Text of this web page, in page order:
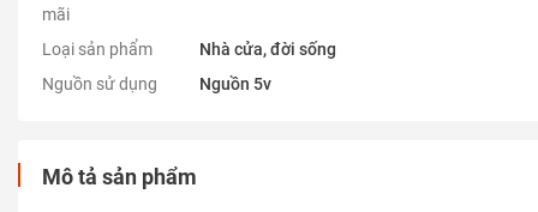
mãi
Loại sản phẩm
Nhà cửa, đời sống
Nguồn sử dụng
Nguồn 5v
Mô tả sản phẩm